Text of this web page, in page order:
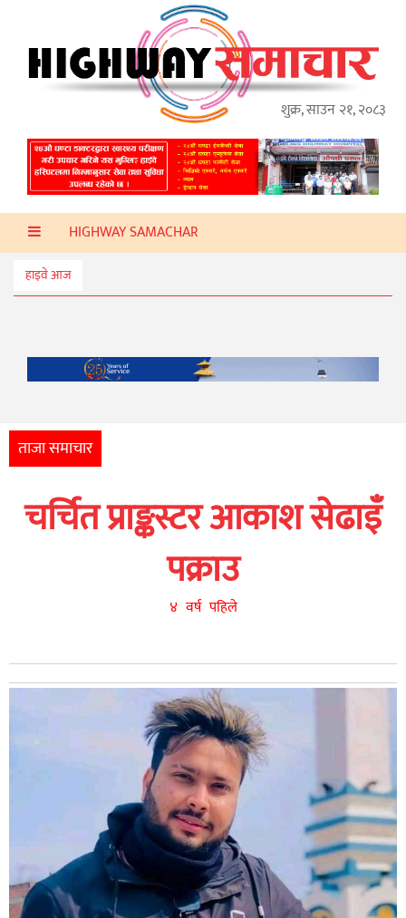
शुक्र, साउन २१, २०८३
गृहपृष्ठ
ताजा
समाचार
प्रदेश
प्रविधि
स्वास्थ्य
मनोरञ्जन
आर्थिक
नेपाली
युनिकोड
HIGHWAY SAMACHAR
हाइवे आज
ताजा समाचार
चर्चित प्राङ्कस्टर आकाश सेढाइँ
पक्राउ
४ वर्ष पहिले